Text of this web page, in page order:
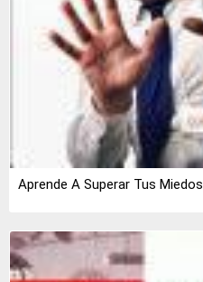
Aprende A Superar Tus Miedos